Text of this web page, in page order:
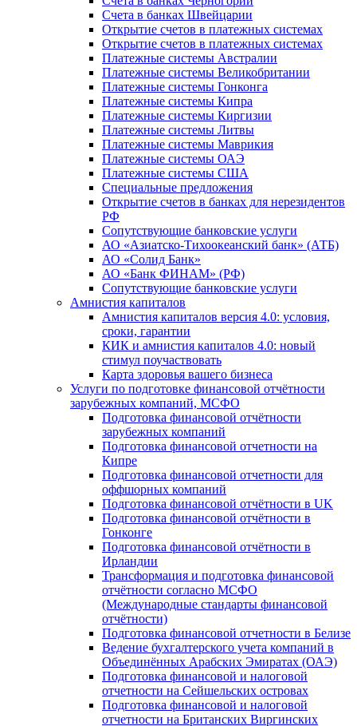
Счета в банках Швейцарии
Открытие счетов в платежных системах
Открытие счетов в платежных системах
Платежные системы Австралии
Платежные системы Великобритании
Платежные системы Гонконга
Платежные системы Кипра
Платежные системы Киргизии
Платежные системы Литвы
Платежные системы Маврикия
Платежные системы ОАЭ
Платежные системы США
Специальные предложения
Открытие счетов в банках для нерезидентов
РФ
Сопутствующие банковские услуги
АО «Азиатско-Тихоокеанский банк» (АТБ)
АО «Солид Банк»
АО «Банк ФИНАМ» (РФ)
Сопутствующие банковские услуги
Амнистия капиталов
Амнистия капиталов версия 4.0: условия,
сроки, гарантии
КИК и амнистия капиталов 4.0: новый
стимул поучаствовать
Карта здоровья вашего бизнеса
Услуги по подготовке финансовой отчётности
зарубежных компаний, МСФО
Подготовка финансовой отчётности
зарубежных компаний
Подготовка финансовой отчетности на
Кипре
Подготовка финансовой отчетности для
оффшорных компаний
Подготовка финансовой отчётности в UK
Подготовка финансовой отчётности в
Гонконге
Подготовка финансовой отчётности в
Ирландии
Трансформация и подготовка финансовой
отчётности согласно МСФО
(Международные стандарты финансовой
отчётности)
Подготовка финансовой отчетности в Белизе
Ведение бухгалтерского учета компаний в
Объединённых Арабских Эмиратах (ОАЭ)
Подготовка финансовой и налоговой
отчетности на Сейшельских островах
Подготовка финансовой и налоговой
отчетности на Британских Виргинских